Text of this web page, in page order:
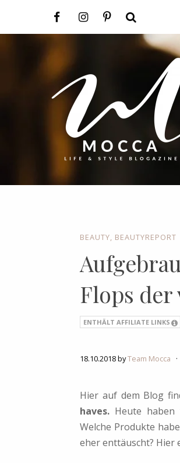
BEAUTY BEAUTYREPORT
Flops der
ENTHÄLT AFFILIATE LINKS
18.10.2018 byTeam Mocca ·
Hier auf dem Blog
haves. Heute haben
Welche Produkte
eher enttäuscht? Hier